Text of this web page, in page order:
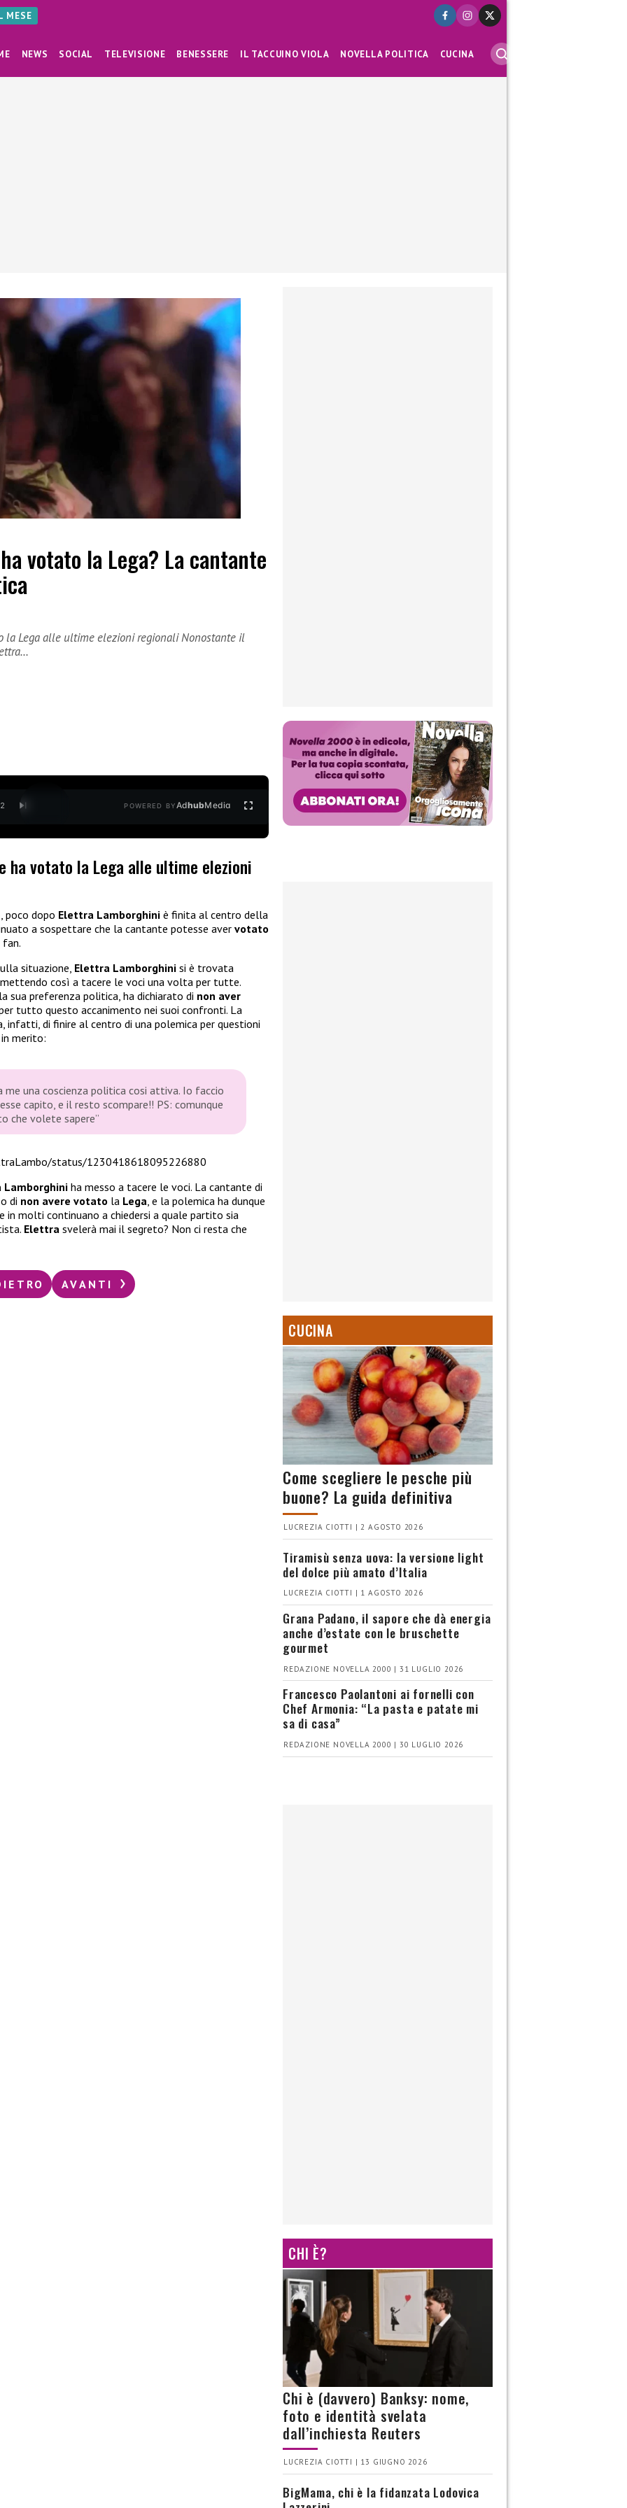
MESE
NEWS SOCIAL TELEVISIONE BENESSERE IL TACCUINO VIOLA NOVELLA POLITICA CUCINA
votato la Lega? La cantante
la Lega alle ultime elezioni regionali Nonostante il
2 POWERED BYAdhubMedia
ha votato la Lega alle ultime elezioni
poco dopo Elettra Lamborghini è finita al centro della
a sospettare che la cantante potesse aver votato
fan.
situazione, Elettra Lamborghini si è trovata
così a tacere le voci una volta per tutte.
sua preferenza politica, ha dichiarato di non aver
tutto questo accanimento nei suoi confronti. La
infatti, di finire al centro di una polemica per questioni
merito:
me una coscienza politica cosi attiva. Io faccio
capito, e il resto scompare!! PS: comunque
che volete sapere”
status/1230418618095226880
Lamborghini ha messo a tacere le voci. La cantante di
di non avere votato la Lega, e la polemica ha dunque
molti continuano a chiedersi a quale partito sia
Elettra svelerà mai il segreto? Non ci resta che
AVANTI
CUCINA
Come scegliere le pesche più
buone? La guida definitiva
LUCREZIA CIOTTI | 2 AGOSTO 2026
Tiramisù senza uova: la versione light
del dolce più amato d’Italia
LUCREZIA CIOTTI | 1 AGOSTO 2026
Grana Padano, il sapore che dà energia
anche d’estate con le bruschette
gourmet
REDAZIONE NOVELLA 2000 | 31 LUGLIO 2026
Francesco Paolantoni ai fornelli con
Chef Armonia: “La pasta e patate mi
sa di casa”
REDAZIONE NOVELLA 2000 | 30 LUGLIO 2026
CHI È?
Chi è (davvero) Banksy: nome,
foto e identità svelata
dall’inchiesta Reuters
LUCREZIA CIOTTI | 13 GIUGNO 2026
BigMama, chi è la fidanzata Lodovica